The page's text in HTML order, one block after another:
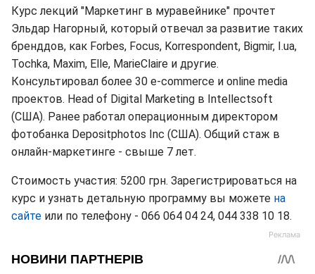
Курс лекций "Маркетинг в муравейнике" прочтет
Эльдар Нагорный, который отвечал за развитие таких
бренддов, как Forbes, Focus, Korrespondent, Bigmir, I.ua,
Tochka, Maxim, Elle, MarieClaire и другие.
Консультировал более 30 e-commerce и online media
проектов. Head of Digital Marketing в Intellectsoft
(США). Ранее работал операционным директором
фотобанка Depositphotos Inc (США). Общий стаж в
онлайн-маркетинге - свыше 7 лет.
Стоимость участия: 5200 грн. Зарегистрироваться на
курс и узнать детальную программу вы можете на
сайте или по телефону - 066 064 04 24, 044 338 10 18.